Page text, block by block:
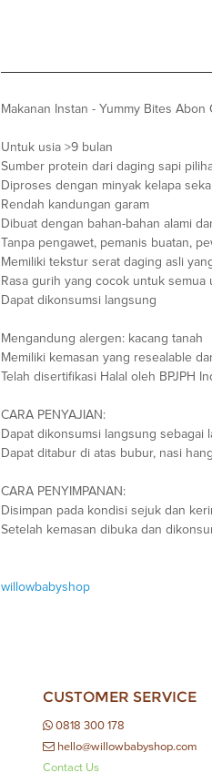
Makanan Instan - Yummy Bites Abon
Untuk usia >9 bulan
Sumber protein dari daging sapi
Diproses dengan minyak kelapa
Rendah kandungan garam
Dibuat dengan bahan-bahan alami
Tanpa pengawet, pemanis buatan,
Memiliki tekstur serat daging asli
Rasa gurih yang cocok untuk semua
Dapat dikonsumsi langsung
Mengandung alergen: kacang tanah
Memiliki kemasan yang resealable
Telah disertifikasi Halal oleh BPJPH
CARA PENYAJIAN:
Dapat dikonsumsi langsung sebagai
Dapat ditabur di atas bubur, nasi
CARA PENYIMPANAN:
Disimpan pada kondisi sejuk dan
Setelah kemasan dibuka dan
willowbabyshop
CUSTOMER SERVICE
0818 300 178
hello@willowbabyshop.com
Contact Us